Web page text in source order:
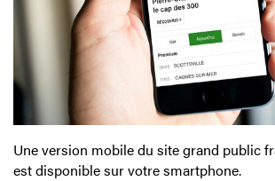
Une version mobile du site grand public
est disponible sur votre smartphone.